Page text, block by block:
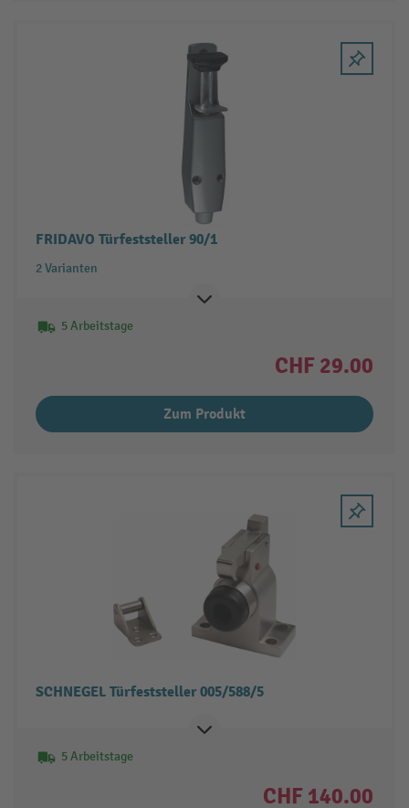
FRIDAVO Türfeststeller 90/1
2 Varianten
5 Arbeitstage
CHF 29.00
Zum Produkt
SCHNEGEL Türfeststeller 005/588/5
5 Arbeitstage
CHF 140.00